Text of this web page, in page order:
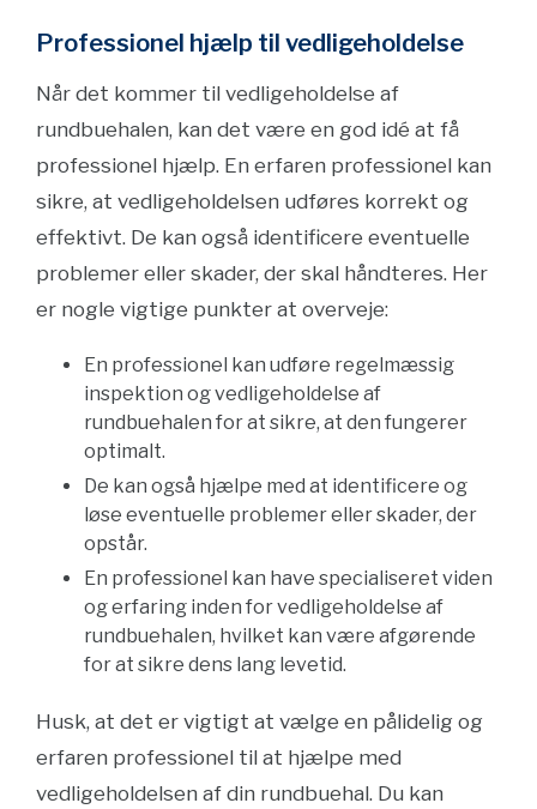
Professionel hjælp til vedligeholdelse
Når det kommer til vedligeholdelse af
rundbuehalen, kan det være en god idé at få
professionel hjælp. En erfaren professionel kan
sikre, at vedligeholdelsen udføres korrekt og
effektivt. De kan også identificere eventuelle
problemer eller skader, der skal håndteres. Her
er nogle vigtige punkter at overveje:
En professionel kan udføre regelmæssig
inspektion og vedligeholdelse af
rundbuehalen for at sikre, at den fungerer
optimalt.
De kan også hjælpe med at identificere og
løse eventuelle problemer eller skader, der
opstår.
En professionel kan have specialiseret viden
og erfaring inden for vedligeholdelse af
rundbuehalen, hvilket kan være afgørende
for at sikre dens lang levetid.
Husk, at det er vigtigt at vælge en pålidelig og
erfaren professionel til at hjælpe med
vedligeholdelsen af din rundbuehal. Du kan